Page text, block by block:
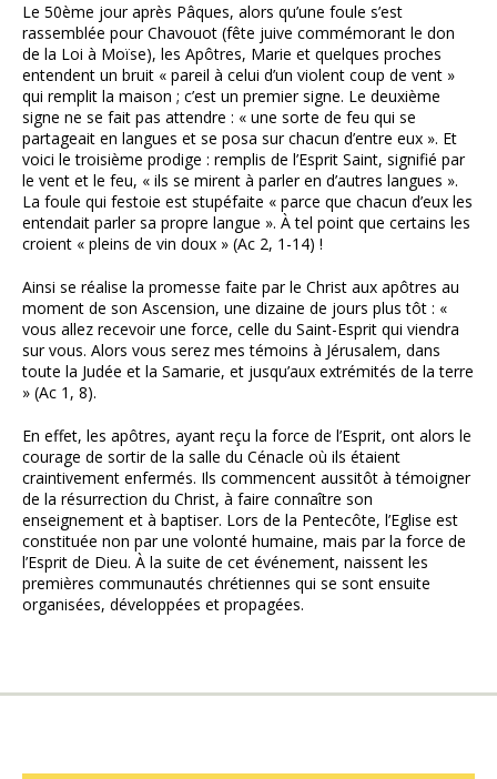
Le 50ème jour après Pâques, alors qu’une foule s’est
rassemblée pour Chavouot (fête juive commémorant le don
de la Loi à Moïse), les Apôtres, Marie et quelques proches
entendent un bruit « pareil à celui d’un violent coup de vent »
qui remplit la maison ; c’est un premier signe. Le deuxième
signe ne se fait pas attendre : « une sorte de feu qui se
partageait en langues et se posa sur chacun d’entre eux ». Et
voici le troisième prodige : remplis de l’Esprit Saint, signifié par
le vent et le feu, « ils se mirent à parler en d’autres langues ».
La foule qui festoie est stupéfaite « parce que chacun d’eux les
entendait parler sa propre langue ». À tel point que certains les
croient « pleins de vin doux » (Ac 2, 1-14) !
Ainsi se réalise la promesse faite par le Christ aux apôtres au
moment de son Ascension, une dizaine de jours plus tôt : «
vous allez recevoir une force, celle du Saint-Esprit qui viendra
sur vous. Alors vous serez mes témoins à Jérusalem, dans
toute la Judée et la Samarie, et jusqu’aux extrémités de la terre
» (Ac 1, 8).
En effet, les apôtres, ayant reçu la force de l’Esprit, ont alors le
courage de sortir de la salle du Cénacle où ils étaient
craintivement enfermés. Ils commencent aussitôt à témoigner
de la résurrection du Christ, à faire connaître son
enseignement et à baptiser. Lors de la Pentecôte, l’Eglise est
constituée non par une volonté humaine, mais par la force de
l’Esprit de Dieu. À la suite de cet événement, naissent les
premières communautés chrétiennes qui se sont ensuite
organisées, développées et propagées.